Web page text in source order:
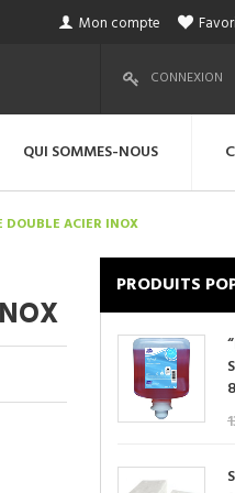
Mon compte
CONNEXION
QUI SOMMES-NOUS
DOUBLE ACIER INOX
PRODUITS